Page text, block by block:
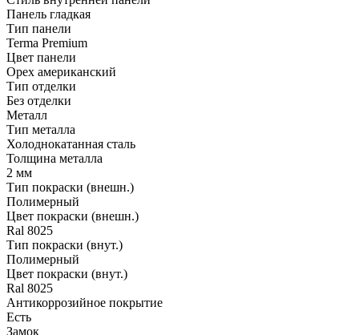
Панель гладкая
Тип панели
Terma Premium
Цвет панели
Орех американский
Тип отделки
Без отделки
Металл
Тип металла
Холоднокатанная сталь
Толщина металла
2 мм
Тип покраски (внешн.)
Полимерный
Цвет покраски (внешн.)
Ral 8025
Тип покраски (внут.)
Полимерный
Цвет покраски (внут.)
Ral 8025
Антикоррозийное покрытие
Есть
Замок